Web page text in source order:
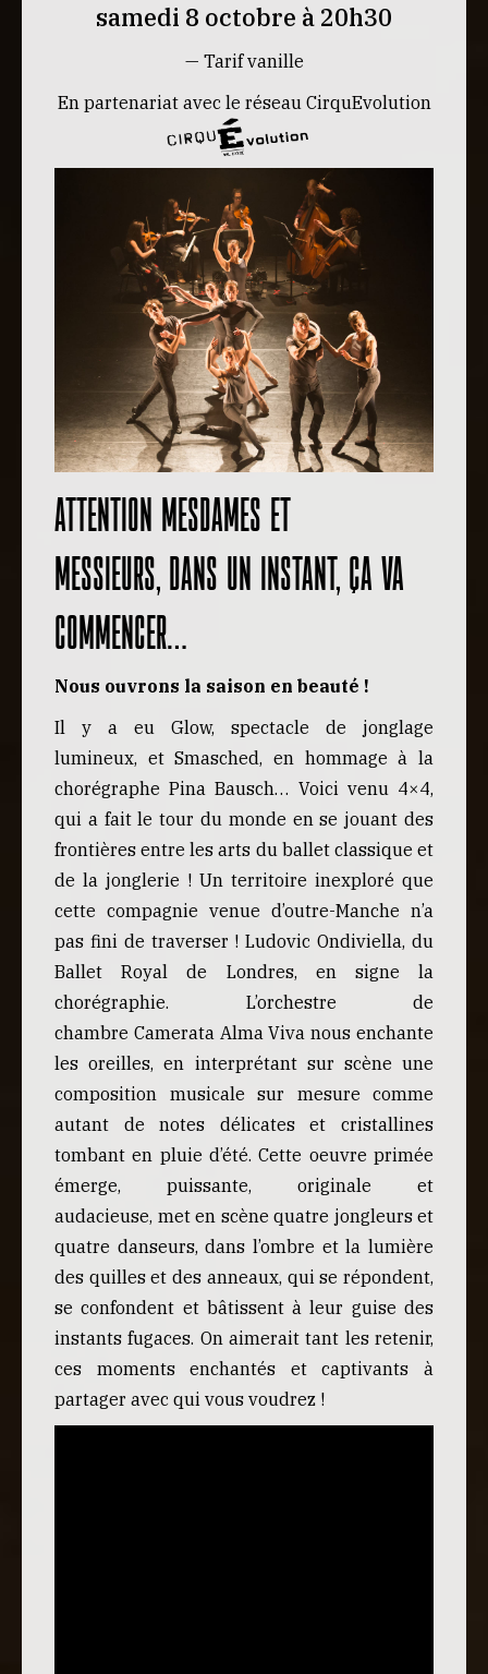
samedi 8 octobre à 20h30
— Tarif vanille
En partenariat avec le réseau CirquEvolution
Attention Mesdames et
Messieurs, dans un instant, ça va
commencer…
Nous ouvrons la saison en beauté !
Il y a eu Glow, spectacle de jonglage
lumineux, et Smasched, en hommage à la
chorégraphe Pina Bausch… Voici venu 4×4,
qui a fait le tour du monde en se jouant des
frontières entre les arts du ballet classique et
de la jonglerie ! Un territoire inexploré que
cette compagnie venue d’outre-Manche n’a
pas fini de traverser ! Ludovic Ondiviella, du
Ballet Royal de Londres, en signe la
chorégraphie. L’orchestre de
chambre Camerata Alma Viva nous enchante
les oreilles, en interprétant sur scène une
composition musicale sur mesure comme
autant de notes délicates et cristallines
tombant en pluie d’été. Cette oeuvre primée
émerge, puissante, originale et
audacieuse, met en scène quatre jongleurs et
quatre danseurs, dans l’ombre et la lumière
des quilles et des anneaux, qui se répondent,
se confondent et bâtissent à leur guise des
instants fugaces. On aimerait tant les retenir,
ces moments enchantés et captivants à
partager avec qui vous voudrez !